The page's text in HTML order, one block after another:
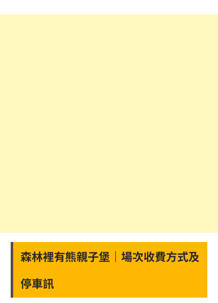
森林裡有熊親子堡｜場次收費方式及
停車訊